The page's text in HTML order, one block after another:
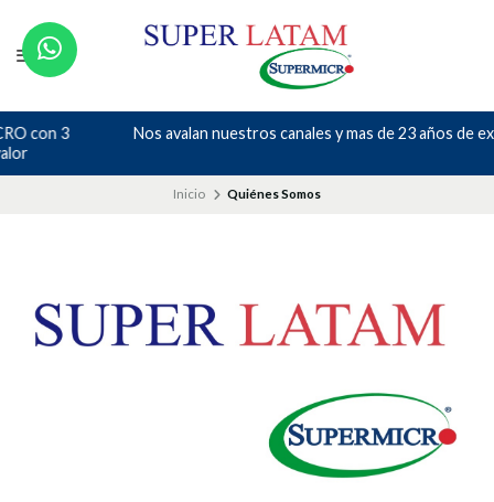
Nos avalan nuestros canales y mas de 23 años de experiencia
Inicio Quiénes Somos